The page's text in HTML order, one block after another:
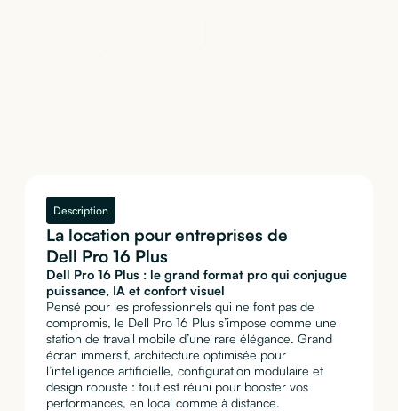
Description
La location pour entreprises de
Dell Pro 16 Plus
Dell Pro 16 Plus : le grand format pro qui conjugue
puissance, IA et confort visuel
Pensé pour les professionnels qui ne font pas de
compromis, le Dell Pro 16 Plus s’impose comme une
station de travail mobile d’une rare élégance. Grand
écran immersif, architecture optimisée pour
l’intelligence artificielle, configuration modulaire et
design robuste : tout est réuni pour booster vos
performances, en local comme à distance.